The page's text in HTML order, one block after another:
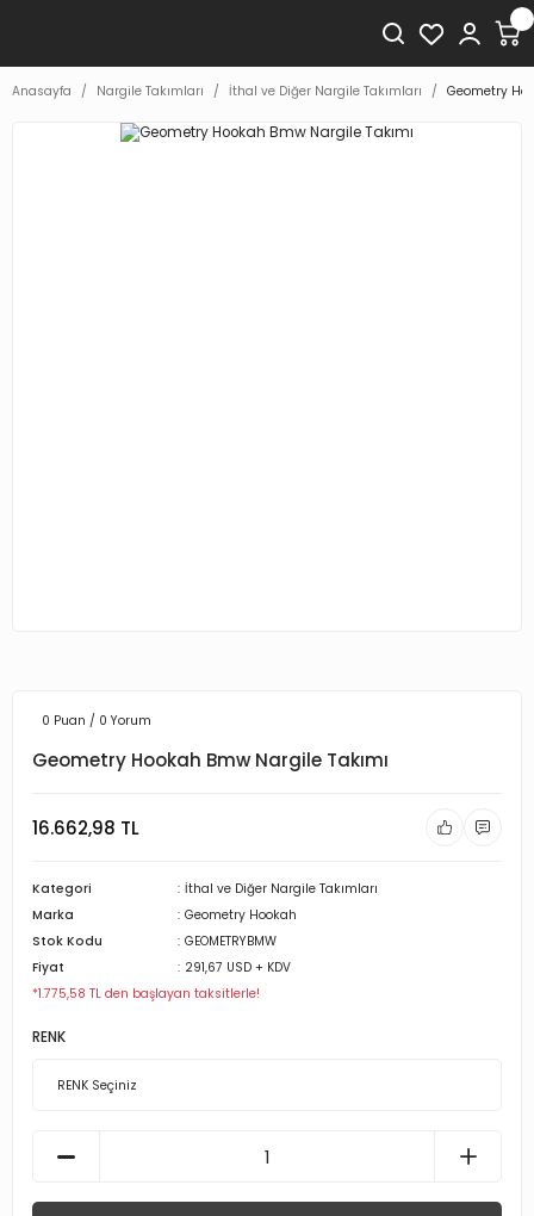
Anasayfa Nargile Takımları İthal ve Diğer Nargile Takımları Geometry
0 Puan / 0 Yorum
Geometry Hookah Bmw Nargile Takımı
16.662,98 TL
Kategori
İthal ve Diğer Nargile Takımları
Marka
Geometry Hookah
Stok Kodu
GEOMETRYBMW
Fiyat
291,67 USD + KDV
*1.775,58 TL den başlayan taksitlerle!
RENK